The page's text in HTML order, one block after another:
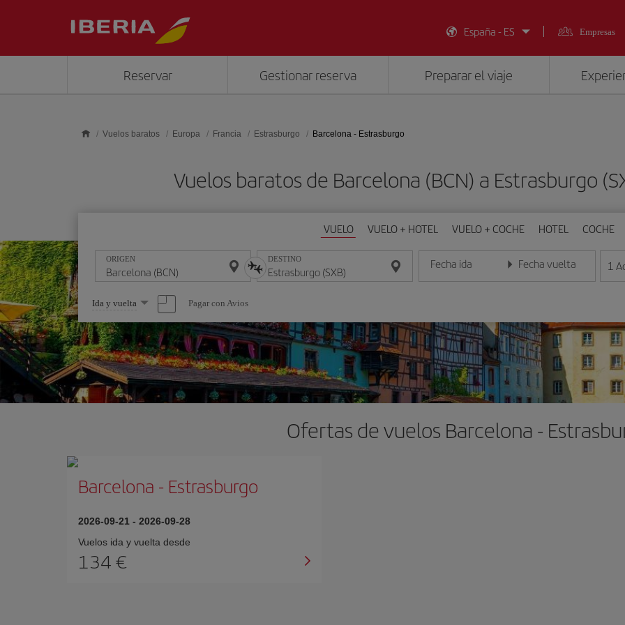
España - ES
Empresas
Reservar Gestionar reserva Preparar el viaje
Vuelos baratos Europa Francia Estrasburgo Barcelona - Estrasburgo
Vuelos baratos de Barcelona (BCN) a Estrasburgo
VUELO VUELO + HOTEL VUELO + COCHE HOTEL COCHE
ORIGEN DESTINO Fecha ida
Introduce la fecha en formato día/mes/año
Fecha vuelta
Introduce la fecha en 1
Seleccione
una
opción
Ida y vuelta Pagar con Avios
Ofertas de vuelos Barcelona -
Barcelona - Estrasburgo
2026-09-21 - 2026-09-28
Vuelos ida y vuelta desde
134 €